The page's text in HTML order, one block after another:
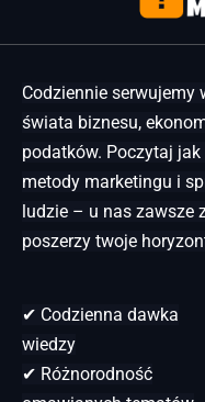
Codziennie
świata biznesu,
podatków. Poczytaj
metody marketingu i
ludzie – u nas zawsze
poszerzy twoje
✔ Codzienna dawka
wiedzy
✔ Różnorodność